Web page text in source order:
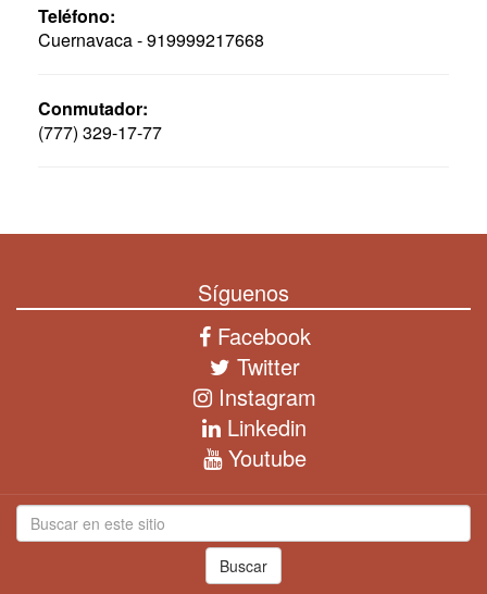
Teléfono:
Cuernavaca - 919999217668
Conmutador:
(777) 329-17-77
Síguenos
Facebook
Twitter
Instagram
Linkedin
Youtube
Buscar